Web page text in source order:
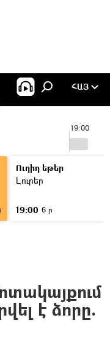
ՀԱՅ
19:00
Ուղիղ եթեր
Լուրեր
19:00 6 ր
է ձորը.